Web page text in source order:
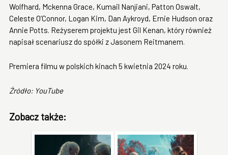
Wolfhard, Mckenna Grace, Kumail Nanjiani, Patton Oswalt,
Celeste O’Connor, Logan Kim, Dan Aykroyd, Ernie Hudson oraz
Annie Potts. Reżyserem projektu jest Gil Kenan, który również
napisał scenariusz do spółki z Jasonem Reitmanem.
Premiera filmu w polskich kinach 5 kwietnia 2024 roku.
Źródło: YouTube
Zobacz także: